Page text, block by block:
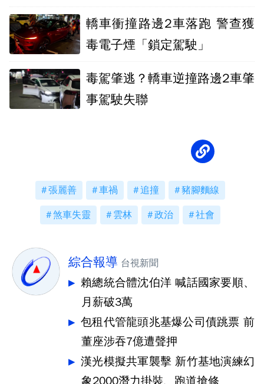
轎車衝撞路邊2車落跑 警查獲
毒電子煙「鎖定駕駛」
毒駕肇逃？轎車逆撞路邊2車肇
事駕駛失聯
張麗善 車禍 追撞 豬腳麵線
煞車失靈 雲林 政治 社會
綜合報導 台視新聞
賴總統合體沈伯洋 喊話國家要順、
月薪破3萬
包租代管龍頭兆基爆公司債跳票 前
董座涉吞7億遭聲押
漢光模擬共軍襲擊 新竹基地演練幻
象2000潛力掛裝、跑道搶修